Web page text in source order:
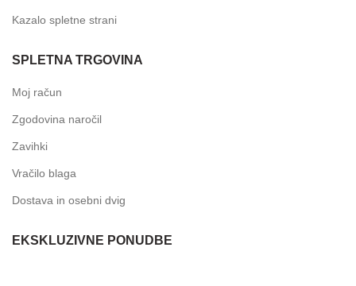
Kazalo spletne strani
SPLETNA TRGOVINA
Moj račun
Zgodovina naročil
Zavihki
Vračilo blaga
Dostava in osebni dvig
EKSKLUZIVNE PONUDBE